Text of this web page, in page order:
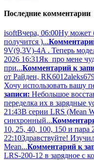
Последние комментарии
isoftВчера, 06:00Ну может
получится )...
9V(9,3V)-4A . Теперь
2026 16:31 Як про мене
при...Комментарий к
от Райден, RK6012
Хочу использовать вашу
записи: Небольшое
переделка их в зарядные
21:43В серии LRS (Mean
синхронный...
10, 25, 40, 100, 150 и пара
22:10Здравствуйте!
Mean...Комментарий к
LRS-200-12 в зарядное с